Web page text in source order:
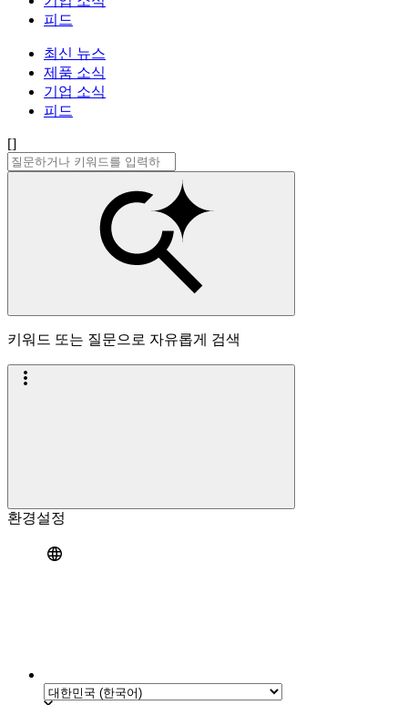
피드
최신 뉴스
제품 소식
기업 소식
피드
[]
키워드 또는 질문으로 자유롭게 검색
환경설정